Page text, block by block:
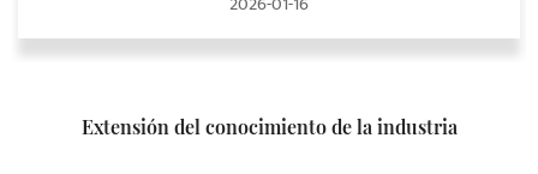
Extensión del conocimiento de la industria